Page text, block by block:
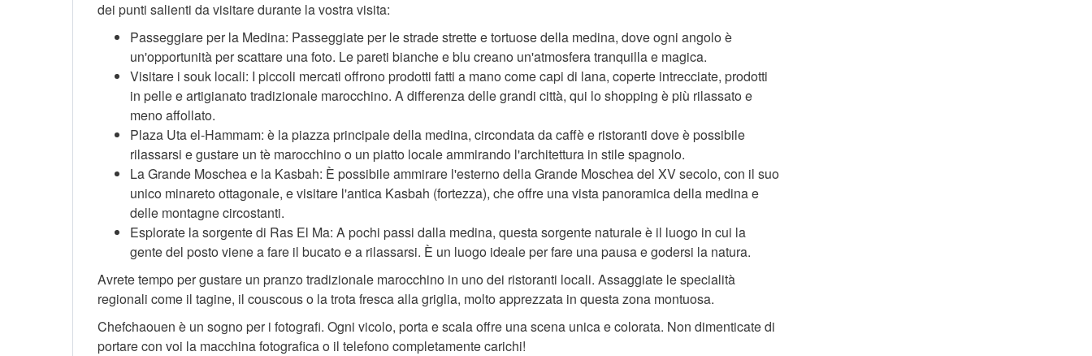
dei punti salienti da visitare durante la vostra visita:
Passeggiare per la Medina: Passeggiate per le strade strette e tortuose della medina, dove ogni angolo è
un'opportunità per scattare una foto. Le pareti bianche e blu creano un'atmosfera tranquilla e magica.
Visitare i souk locali: I piccoli mercati offrono prodotti fatti a mano come capi di lana, coperte intrecciate, prodotti
in pelle e artigianato tradizionale marocchino. A differenza delle grandi città, qui lo shopping è più rilassato e
meno affollato.
Plaza Uta el-Hammam: è la piazza principale della medina, circondata da caffè e ristoranti dove è possibile
rilassarsi e gustare un tè marocchino o un piatto locale ammirando l'architettura in stile spagnolo.
La Grande Moschea e la Kasbah: È possibile ammirare l'esterno della Grande Moschea del XV secolo, con il suo
unico minareto ottagonale, e visitare l'antica Kasbah (fortezza), che offre una vista panoramica della medina e
delle montagne circostanti.
Esplorate la sorgente di Ras El Ma: A pochi passi dalla medina, questa sorgente naturale è il luogo in cui la
gente del posto viene a fare il bucato e a rilassarsi. È un luogo ideale per fare una pausa e godersi la natura.
Avrete tempo per gustare un pranzo tradizionale marocchino in uno dei ristoranti locali. Assaggiate le specialità
regionali come il tagine, il couscous o la trota fresca alla griglia, molto apprezzata in questa zona montuosa.
Chefchaouen è un sogno per i fotografi. Ogni vicolo, porta e scala offre una scena unica e colorata. Non dimenticate di
portare con voi la macchina fotografica o il telefono completamente carichi!